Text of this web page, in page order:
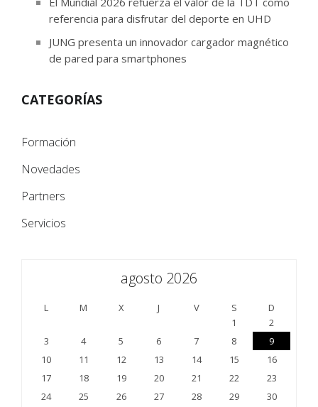
referencia para disfrutar del deporte en UHD
JUNG presenta un innovador cargador magnético
de pared para smartphones
CATEGORÍAS
Formación
Novedades
Partners
Servicios
agosto 2026
L M X J V S
D
1
2
3
4 5 6 7 8
9
10
11 12 13 14 15
16
17
18 19 20 21 22
23
24
25 26 27 28 29
30